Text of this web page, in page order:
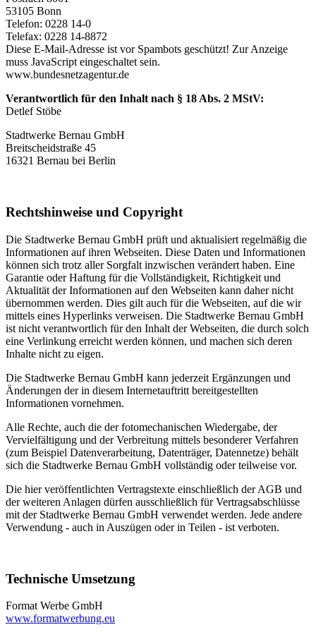
53105 Bonn
Telefon: 0228 14-0
Telefax: 0228 14-8872
Diese E-Mail-Adresse ist vor Spambots geschützt! Zur Anzeige
muss JavaScript eingeschaltet sein.
www.bundesnetzagentur.de
Verantwortlich für den Inhalt nach § 18 Abs. 2 MStV:
Detlef Stöbe
Stadtwerke Bernau GmbH
Breitscheidstraße 45
16321 Bernau bei Berlin
Rechtshinweise und Copyright
Die Stadtwerke Bernau GmbH prüft und aktualisiert regelmäßig die
Informationen auf ihren Webseiten. Diese Daten und Informationen
können sich trotz aller Sorgfalt inzwischen verändert haben. Eine
Garantie oder Haftung für die Vollständigkeit, Richtigkeit und
Aktualität der Informationen auf den Webseiten kann daher nicht
übernommen werden. Dies gilt auch für die Webseiten, auf die wir
mittels eines Hyperlinks verweisen. Die Stadtwerke Bernau GmbH
ist nicht verantwortlich für den Inhalt der Webseiten, die durch solch
eine Verlinkung erreicht werden können, und machen sich deren
Inhalte nicht zu eigen.
Die Stadtwerke Bernau GmbH kann jederzeit Ergänzungen und
Änderungen der in diesem Internetauftritt bereitgestellten
Informationen vornehmen.
Alle Rechte, auch die der fotomechanischen Wiedergabe, der
Vervielfältigung und der Verbreitung mittels besonderer Verfahren
(zum Beispiel Datenverarbeitung, Datenträger, Datennetze) behält
sich die Stadtwerke Bernau GmbH vollständig oder teilweise vor.
Die hier veröffentlichten Vertragstexte einschließlich der AGB und
der weiteren Anlagen dürfen ausschließlich für Vertragsabschlüsse
mit der Stadtwerke Bernau GmbH verwendet werden. Jede andere
Verwendung - auch in Auszügen oder in Teilen - ist verboten.
Technische Umsetzung
Format Werbe GmbH
www.formatwerbung.eu